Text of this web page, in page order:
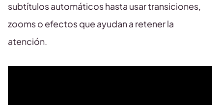
subtítulos automáticos hasta usar transiciones,
zooms o efectos que ayudan a retener la
atención.